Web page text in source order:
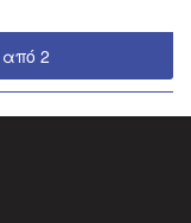
2